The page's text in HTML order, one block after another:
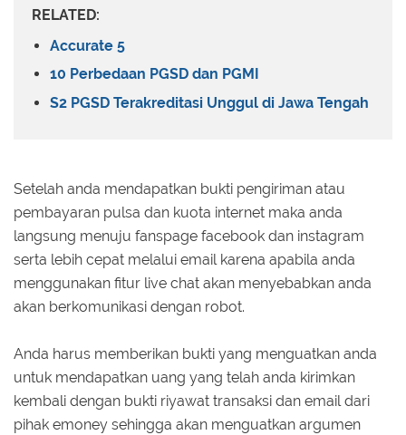
RELATED:
Accurate 5
10 Perbedaan PGSD dan PGMI
S2 PGSD Terakreditasi Unggul di Jawa Tengah
Setelah anda mendapatkan bukti pengiriman atau
pembayaran pulsa dan kuota internet maka anda
langsung menuju fanspage facebook dan instagram
serta lebih cepat melalui email karena apabila anda
menggunakan fitur live chat akan menyebabkan anda
akan berkomunikasi dengan robot.
Anda harus memberikan bukti yang menguatkan anda
untuk mendapatkan uang yang telah anda kirimkan
kembali dengan bukti riyawat transaksi dan email dari
pihak emoney sehingga akan menguatkan argumen